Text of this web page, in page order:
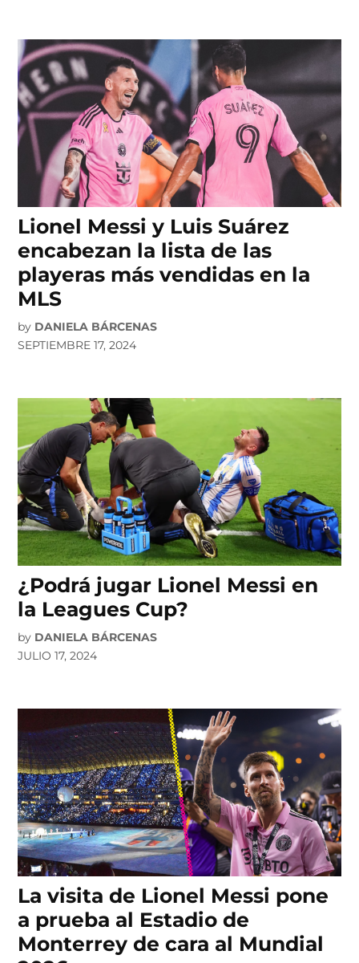
Lionel Messi y Luis Suárez
encabezan la lista de las
playeras más vendidas en la
MLS
by DANIELA BÁRCENAS
SEPTIEMBRE 17, 2024
¿Podrá jugar Lionel Messi en
la Leagues Cup?
by DANIELA BÁRCENAS
JULIO 17, 2024
La visita de Lionel Messi pone
a prueba al Estadio de
Monterrey de cara al Mundial